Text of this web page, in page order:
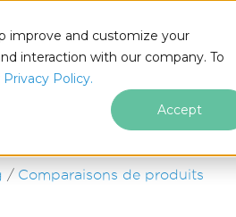
improve and customize your
interaction with our company. To
Privacy Policy.
Accept
de page
Comparaisons de produits